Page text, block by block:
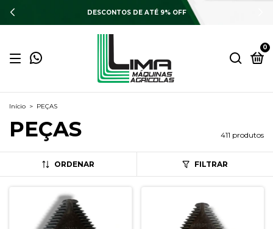
DESCONTOS DE ATÉ 9% OFF
0
Início > PEÇAS
PEÇAS 411 produtos
ORDENAR FILTRAR